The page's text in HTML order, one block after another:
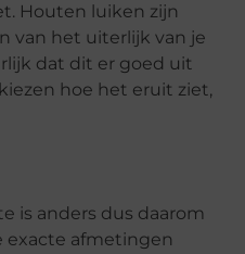
Houten luiken zijn
van het uiterlijk van je
dat dit er goed uit
hoe het eruit ziet,
is anders dus daarom
exacte afmetingen